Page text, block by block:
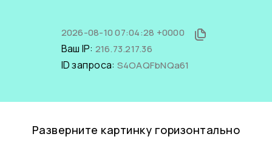
2026-08-10 07:04:28 +0000
Ваш IP: 216.73.217.36
ID запроса: S4OAQFbNQa61
Разверните картинку горизонтально